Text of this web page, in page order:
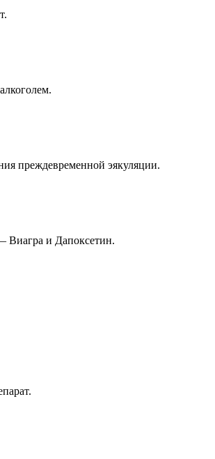
преждевременной эякуляции.
Виагра и Дапоксетин.